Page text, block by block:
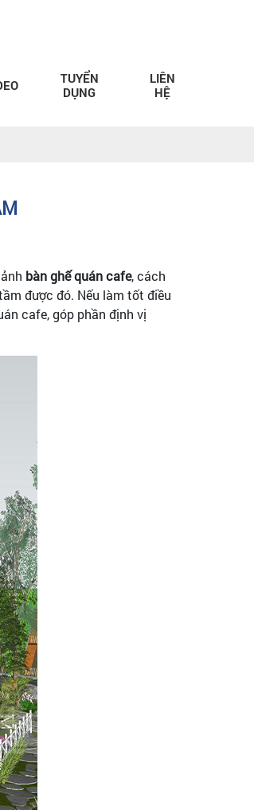
TUYỂN
DỤNG
LIÊN
HỆ
bàn ghế quán cafe, cách
được đó. Nếu làm tốt điều
cafe, góp phần định vị